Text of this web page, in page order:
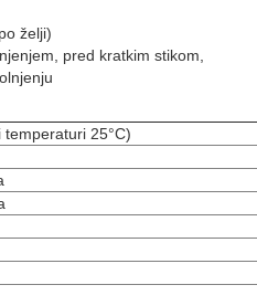
želji)
pred kratkim stikom,
25°C)